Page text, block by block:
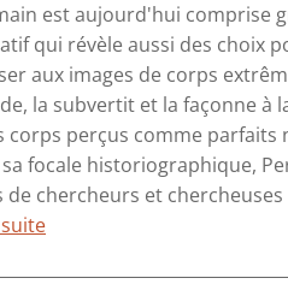
est aujourd'hui comprise
qui révèle aussi des choix
aux images de corps
la subvertit et la façonne à
corps perçus comme parfaits
focale historiographique,
chercheurs et